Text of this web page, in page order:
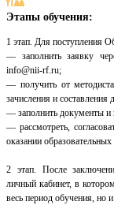
Этапы обучения:
1 этап. Для поступления
— заполнить заявку
info@nii-rf.ru;
— получить от
зачисления и составления
— заполнить документы и
— рассмотреть,
оказании
2 этап. После
личный кабинет, в
весь период обучения, но